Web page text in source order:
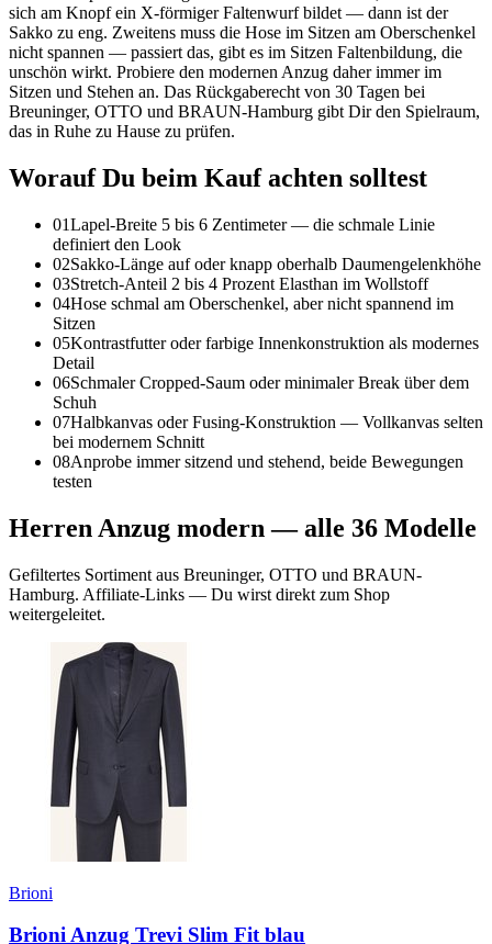
sich am Knopf ein X-förmiger Faltenwurf bildet — dann ist der
Sakko zu eng. Zweitens muss die Hose im Sitzen am Oberschenkel
nicht spannen — passiert das, gibt es im Sitzen Faltenbildung, die
unschön wirkt. Probiere den modernen Anzug daher immer im
Sitzen und Stehen an. Das Rückgaberecht von 30 Tagen bei
Breuninger, OTTO und BRAUN-Hamburg gibt Dir den Spielraum,
das in Ruhe zu Hause zu prüfen.
Worauf Du beim Kauf achten solltest
01Lapel-Breite 5 bis 6 Zentimeter — die schmale Linie
definiert den Look
02Sakko-Länge auf oder knapp oberhalb Daumengelenkhöhe
03Stretch-Anteil 2 bis 4 Prozent Elasthan im Wollstoff
04Hose schmal am Oberschenkel, aber nicht spannend im
Sitzen
05Kontrastfutter oder farbige Innenkonstruktion als modernes
Detail
06Schmaler Cropped-Saum oder minimaler Break über dem
Schuh
07Halbkanvas oder Fusing-Konstruktion — Vollkanvas selten
bei modernem Schnitt
08Anprobe immer sitzend und stehend, beide Bewegungen
testen
Herren Anzug modern — alle 36 Modelle
Gefiltertes Sortiment aus Breuninger, OTTO und BRAUN-
Hamburg. Affiliate-Links — Du wirst direkt zum Shop
weitergeleitet.
Brioni
Brioni Anzug Trevi Slim Fit blau